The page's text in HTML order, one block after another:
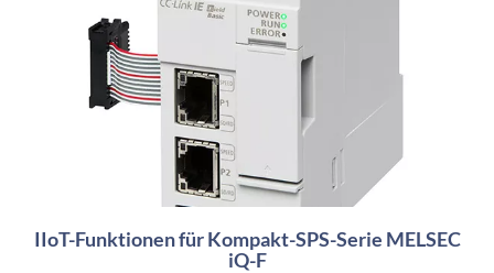
IIoT-Funktionen für Kompakt-SPS-Serie MELSEC
iQ-F